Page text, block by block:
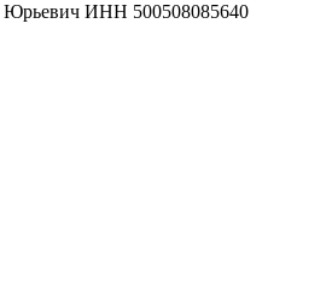
ИНН 500508085640